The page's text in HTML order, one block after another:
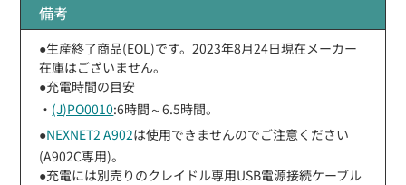
備考
●生産終了商品(EOL)です。2023年8月24日現在メーカー
在庫はございません。
●充電時間の目安
・ (J)PO0010:6時間～6.5時間。
●NEXNET2 A902は使用できませんのでご注意ください
(A902C専用)。
●充電には別売りのクレイドル専用USB電源接続ケーブル